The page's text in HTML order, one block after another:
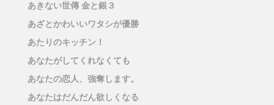
あきない世傳 金と銀３
あざとかわいいワタシが優勝
あたりのキッチン！
あなたがしてくれなくても
あなたの恋人、強奪します。
あなたはだんだん欲しくなる